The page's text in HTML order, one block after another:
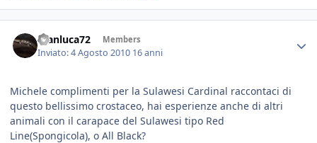
Gianluca72 Members
Inviato:4 Agosto 2010 16 anni
Michele complimenti per la Sulawesi Cardinal raccontaci di
questo bellissimo crostaceo, hai esperienze anche di altri
animali con il carapace del Sulawesi tipo Red
Line(Spongicola), o All Black?